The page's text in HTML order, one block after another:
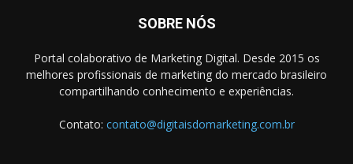
SOBRE NÓS
Portal colaborativo de Marketing Digital. Desde 2015 os
melhores profissionais de marketing do mercado brasileiro
compartilhando conhecimento e experiências.
Contato: contato@digitaisdomarketing.com.br